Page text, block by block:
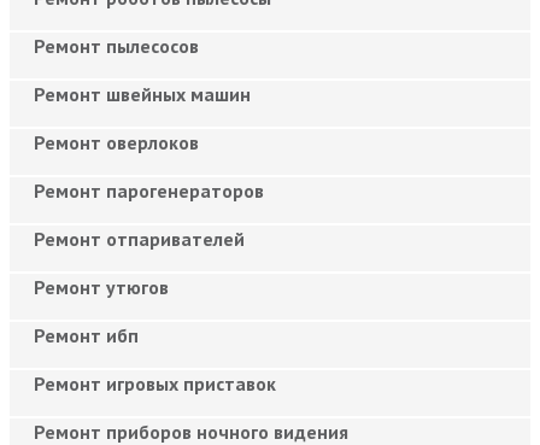
Ремонт пылесосов
Ремонт швейных машин
Ремонт оверлоков
Ремонт парогенераторов
Ремонт отпаривателей
Ремонт утюгов
Ремонт ибп
Ремонт игровых приставок
Ремонт приборов ночного видения